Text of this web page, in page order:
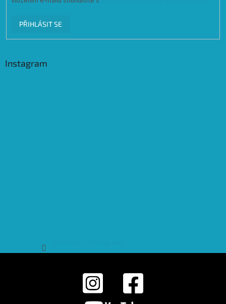
PŘIHLÁSIT SE
Instagram